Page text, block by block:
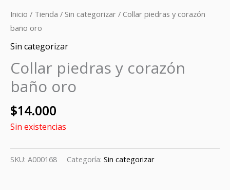
Inicio / Tienda / Sin categorizar / Collar piedras y corazón
baño oro
Sin categorizar
Collar piedras y corazón
baño oro
$14.000
Sin existencias
SKU: A000168 Categoría: Sin categorizar